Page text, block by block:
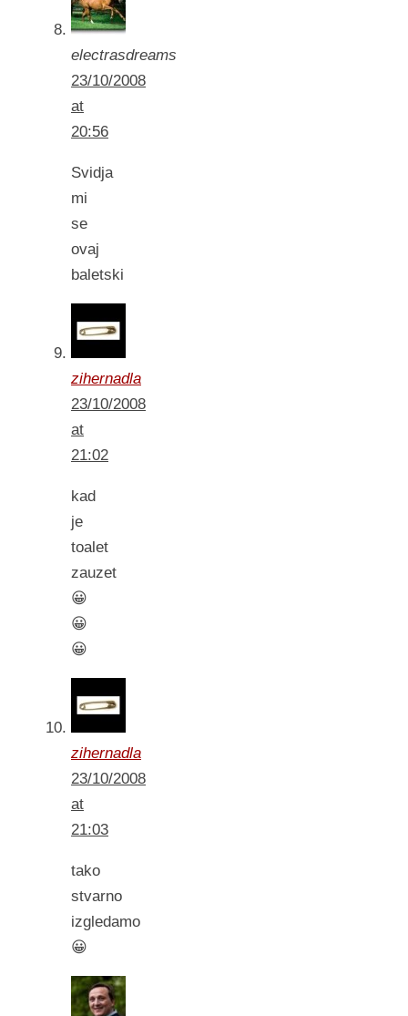
electrasdreams
23/10/2008
at
20:56
Svidja
mi
se
ovaj
baletski
zihernadla
23/10/2008
at
21:02
kad
je
toalet
zauzet
😀
😀
😀
zihernadla
23/10/2008
at
21:03
tako
stvarno
izgledamo
😀